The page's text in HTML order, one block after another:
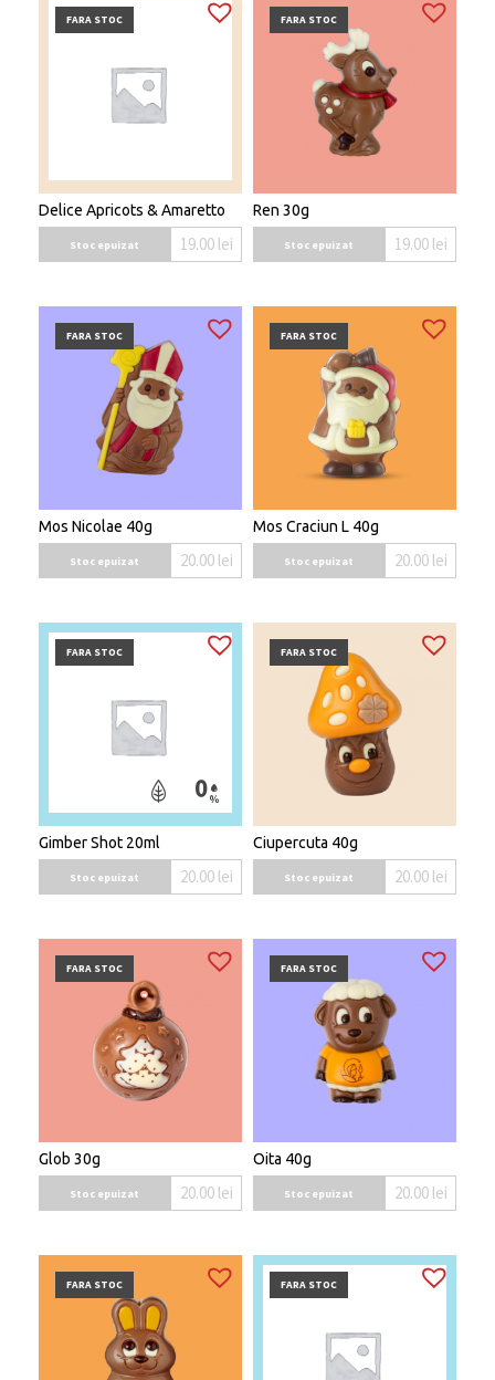
FARA STOC
Delice Apricots & Amaretto
Stoc epuizat 19.00 lei
FARA STOC
Ren 30g
Stoc epuizat 19.00 lei
FARA STOC
Mos Nicolae 40g
Stoc epuizat 20.00 lei
FARA STOC
Mos Craciun L 40g
Stoc epuizat 20.00 lei
FARA STOC
Gimber Shot 20ml
Stoc epuizat 20.00 lei
FARA STOC
Ciupercuta 40g
Stoc epuizat 20.00 lei
FARA STOC
Glob 30g
Stoc epuizat 20.00 lei
FARA STOC
Oita 40g
Stoc epuizat 20.00 lei
FARA STOC FARA STOC